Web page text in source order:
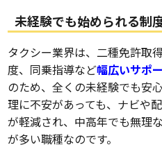
未経験でも始められる制
タクシー業界は、二種免許取
度、同乗指導など幅広いサポ
のため、全くの未経験でも安
理に不安があっても、ナビや
が軽減され、中高年でも無理
が多い職種なのです。